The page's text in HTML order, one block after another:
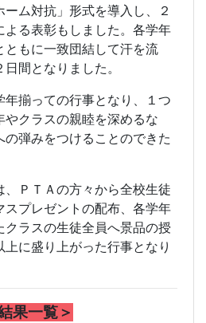
ム対抗」形式を導入し、２
よる表彰もしました。各学年
ともに一致団結して汗を流
間となりました。
揃っての行事となり、１つ
クラスの親睦を深めるな
の弾みをつけることのできた
ＰＴＡの方々から全校生徒
スプレゼントの配布、各学年
クラスの生徒全員へ景品の授
に盛り上がった行事となり
果一覧＞